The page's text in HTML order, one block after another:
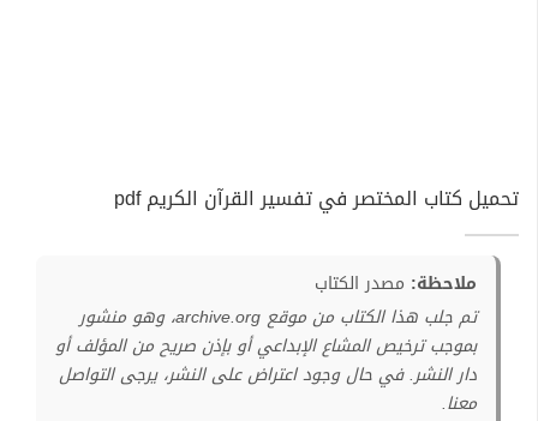
تحميل كتاب المختصر في تفسير القرآن الكريم pdf
ملاحظة: مصدر الكتاب
تم جلب هذا الكتاب من موقع archive.org، وهو منشور
بموجب ترخيص المشاع الإبداعي أو بإذن صريح من المؤلف أو
دار النشر. في حال وجود اعتراض على النشر، يرجى التواصل
معنا.